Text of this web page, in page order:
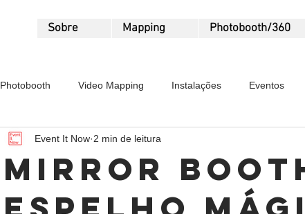
Sobre Mapping Photobooth/360
Photobooth Video Mapping Instalações Eventos
Mirror
Event It Now 2 min de leitura